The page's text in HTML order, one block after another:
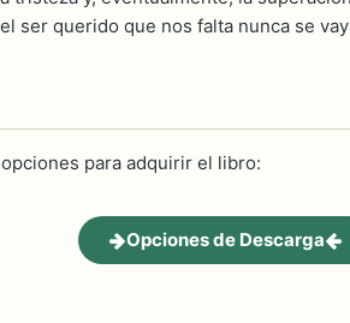
ser querido que nos falta nunca se
para adquirir el libro:
Opciones de Descarga